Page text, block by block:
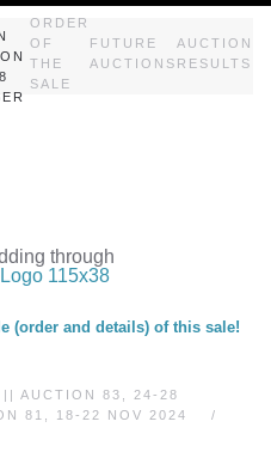
ORDER
OF
THE
SALE
FUTURE
AUCTIONS
AUCTION
RESULTS
through
(order and details) of this sale!
|| AUCTION 83, 24-28
81, 18-22 NOV 2024